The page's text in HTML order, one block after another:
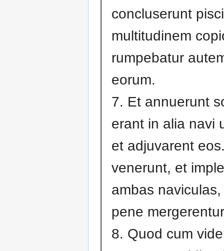
concluserunt
multitudinem
rumpebatur
eorum.
7. Et annuerunt
erant in alia navi
et adjuvarent
venerunt, et
ambas
pene
8. Quod cum